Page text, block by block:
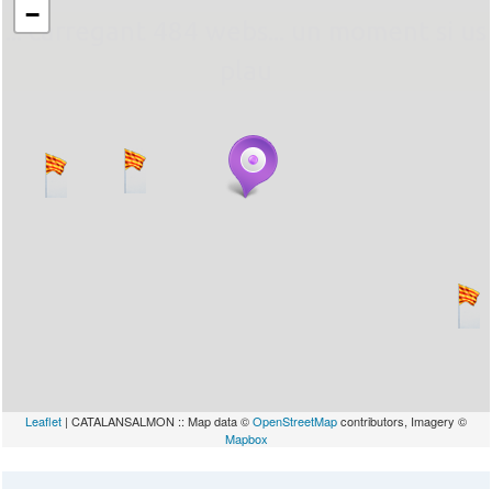
... carregant 484 webs... un moment si us
−
Leaflet | CATALANSALMON :: Map data ©OpenStreetMapcontributors, Imagery ©
Mapbox